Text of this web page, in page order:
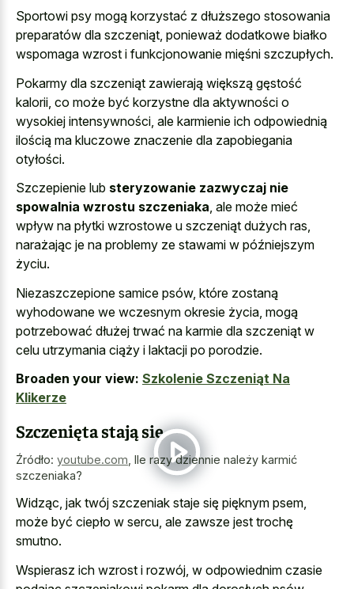
Sportowi psy mogą korzystać z dłuższego stosowania
preparatów dla szczeniąt, ponieważ dodatkowe białko
wspomaga wzrost i funkcjonowanie mięśni szczupłych.
Pokarmy dla szczeniąt zawierają większą gęstość
kalorii, co może być korzystne dla aktywności o
wysokiej intensywności, ale karmienie ich odpowiednią
ilością ma kluczowe znaczenie dla zapobiegania
otyłości.
Szczepienie lub steryzowanie zazwyczaj nie
spowalnia wzrostu szczeniaka, ale może mieć
wpływ na płytki wzrostowe u szczeniąt dużych ras,
narażając je na problemy ze stawami w późniejszym
życiu.
Niezaszczepione samice psów, które zostaną
wyhodowane we wczesnym okresie życia, mogą
potrzebować dłużej trwać na karmie dla szczeniąt w
celu utrzymania ciąży i laktacji po porodzie.
Broaden your view: Szkolenie Szczeniąt Na
Klikerze
Szczenięta stają się
Źródło: youtube.com Ile razy dziennie należy karmić
szczeniaka?
Widząc, jak twój szczeniak staje się pięknym psem,
może być ciepło w sercu, ale zawsze jest trochę
smutno.
Wspierasz ich wzrost i rozwój, w odpowiednim czasie